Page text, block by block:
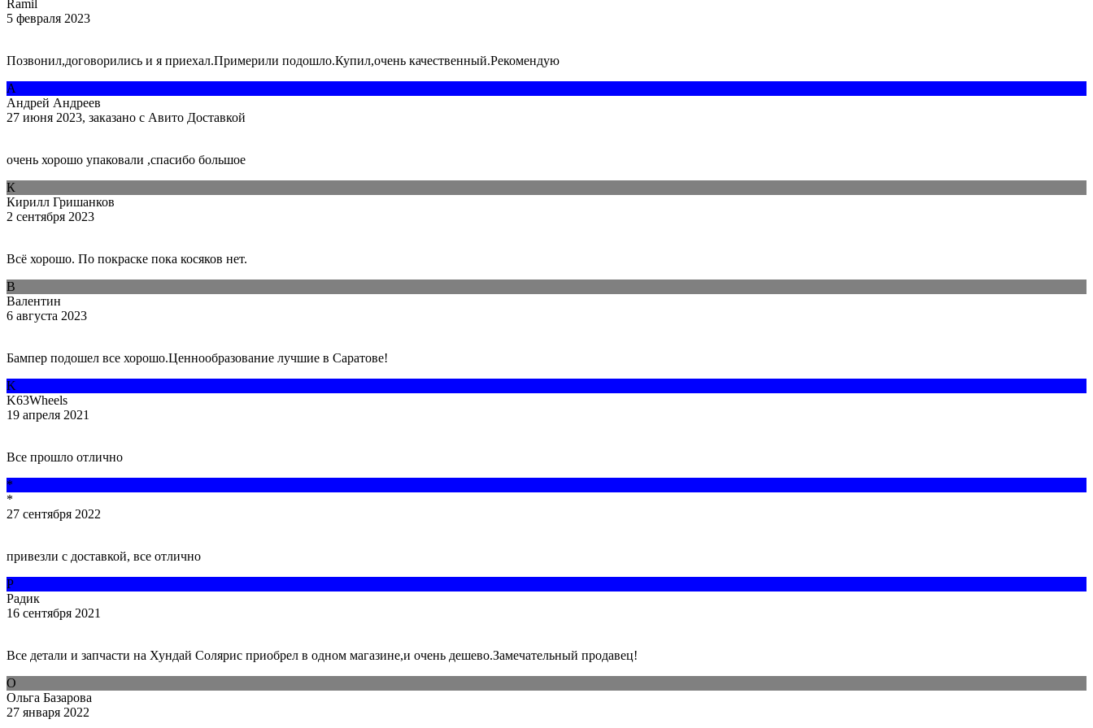
Ramil
5 февраля 2023
Позвонил,договорились и я приехал.Примерили подошло.Купил,очень качественный.Рекомендую
А
Андрей Андреев
27 июня 2023, заказано с Авито Доставкой
очень хорошо упаковали ,спасибо большое
К
Кирилл Гришанков
2 сентября 2023
Всё хорошо. По покраске пока косяков нет.
В
Валентин
6 августа 2023
Бампер подошел все хорошо.Ценнообразование лучшие в Саратове!
K
K63Wheels
19 апреля 2021
Все прошло отлично
*
*
27 сентября 2022
привезли с доставкой, все отлично
Р
Радик
16 сентября 2021
Все детали и запчасти на Хундай Солярис приобрел в одном магазине,и очень дешево.Замечательный продавец!
О
Ольга Базарова
27 января 2022